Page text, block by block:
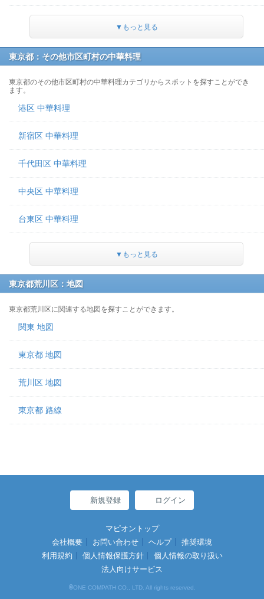
▼もっと見る
東京都：その他市区町村の中華料理
東京都のその他市区町村の中華料理カテゴリからスポットを探すことができ
ます。
港区 中華料理
新宿区 中華料理
千代田区 中華料理
中央区 中華料理
台東区 中華料理
▼もっと見る
東京都荒川区：地図
東京都荒川区に関連する地図を探すことができます。
関東 地図
東京都 地図
荒川区 地図
東京都 路線
新規登録 ログイン
マピオントップ
会社概要
お問い合わせ ヘルプ
推奨環境
利用規約
個人情報保護方針
個人情報の取り扱い
法人向けサービス
©ONE COMPATH CO., LTD. All rights reserved.